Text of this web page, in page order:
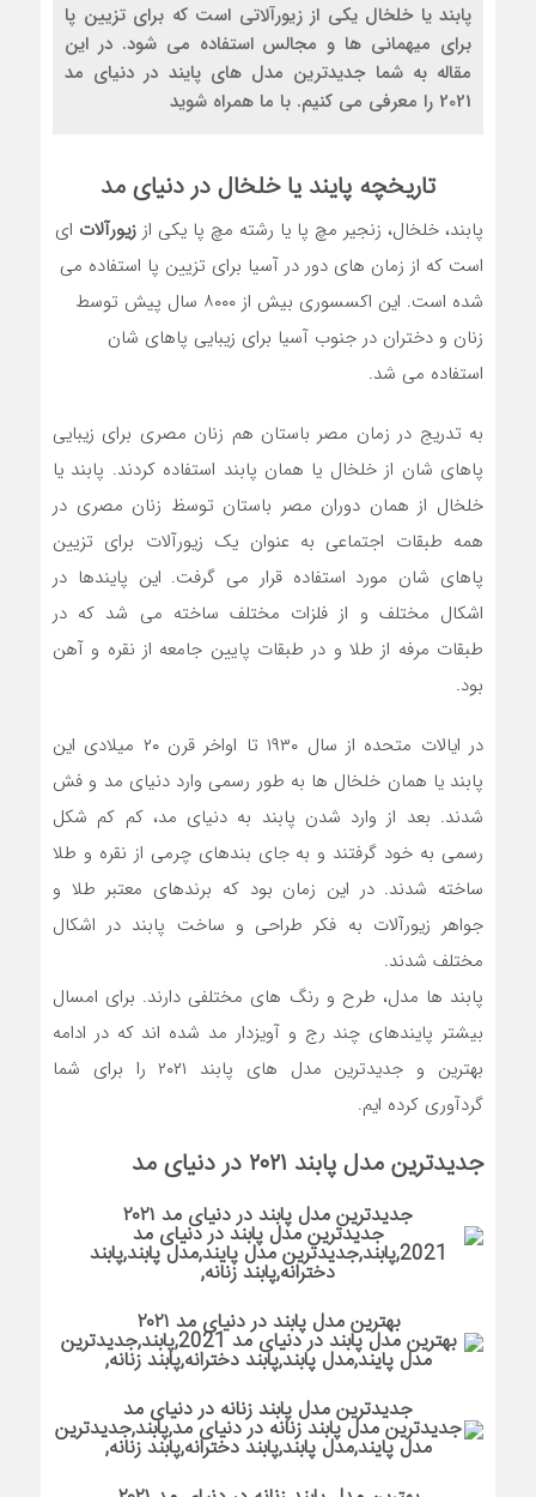
پابند یا خلخال یکی از زیورآلاتی است که برای تزیین پا
برای میهمانی ها و مجالس استفاده می شود. در این
مقاله به شما جدیدترین مدل های پایند در دنیای مد
2021 را معرفی می کنیم. با ما همراه شوید
تاریخچه پایند یا خلخال در دنیای مد
پابند، خلخال، زنجیر مچ پا یا رشته مچ پا یکی از زیورآلات ای
است که از زمان های دور در آسیا برای تزیین پا استفاده می
شده است. این اکسسوری بیش از ۸۰۰۰ سال پیش توسط
زنان و دختران در جنوب آسیا برای زیبایی پاهای شان
استفاده می شد.
به تدریج در زمان مصر باستان هم زنان مصری برای زیبایی
پاهای شان از خلخال یا همان پابند استفاده کردند. پابند یا
خلخال از همان دوران مصر باستان توسظ زنان مصری در
همه طبقات اجتماعی به عنوان یک زیورآلات برای تزیین
پاهای شان مورد استفاده قرار می گرفت. این پایندها در
اشکال مختلف و از فلزات مختلف ساخته می شد که در
طبقات مرفه از طلا و در طبقات پایین جامعه از نقره و آهن
بود.
در ایالات متحده از سال ۱۹۳۰ تا اواخر قرن ۲۰ میلادی این
پابند یا همان خلخال ها به طور رسمی وارد دنیای مد و فش
شدند. بعد از وارد شدن پابند به دنیای مد، کم کم شکل
رسمی به خود گرفتند و به جای بندهای چرمی از نقره و طلا
ساخته شدند. در این زمان بود که برندهای معتبر طلا و
جواهر زیورآلات به فکر طراحی و ساخت پابند در اشکال
مختلف شدند.
پابند ها مدل، طرح و رنگ های مختلفی دارند. برای امسال
بیشتر پایندهای چند رج و آویزدار مد شده اند که در ادامه
بهترین و جدیدترین مدل های پابند ۲۰۲۱ را برای شما
گردآوری کرده ایم.
جدیدترین مدل پابند ۲۰۲۱ در دنیای مد
جدیدترین مدل پابند در دنیای مد ۲۰۲۱
بهترین مدل پابند در دنیای مد ۲۰۲۱
جدیدترین مدل پابند زنانه در دنیای مد